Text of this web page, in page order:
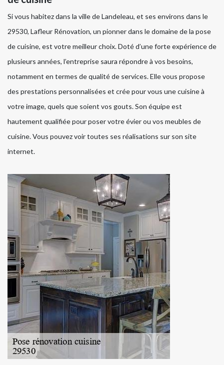
Si vous habitez dans la ville de Landeleau, et ses environs dans le
29530, Lafleur Rénovation, un pionner dans le domaine de la pose
de cuisine, est votre meilleur choix. Doté d’une forte expérience de
plusieurs années, l’entreprise saura répondre à vos besoins,
notamment en termes de qualité de services. Elle vous propose
des prestations personnalisées et crée pour vous une cuisine à
votre image, quels que soient vos gouts. Son équipe est
hautement qualifiée pour poser votre évier ou vos meubles de
cuisine. Vous pouvez voir toutes ses réalisations sur son site
internet.